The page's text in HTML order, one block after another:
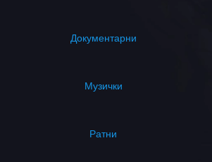
Документарни
Музички
Ратни